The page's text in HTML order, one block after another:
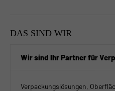
DAS SIND WIR
Wir sind Ihr Partner für
Verpackungslösungen,